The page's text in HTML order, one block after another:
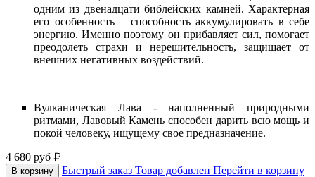
одним из двенадцати библейских камней. Характерная
его особенность – способность аккумулировать в себе
энергию. Именно поэтому он прибавляет сил, помогает
преодолеть страхи и нерешительность, защищает от
внешних негативных воздействий.
Вулканическая Лава - наполненный природными
ритмами, Лавовый Камень способен дарить всю мощь и
покой человеку, ищущему свое предназначение.
4 680 руб
В корзину Быстрый заказ Товар добавлен Перейти в корзину